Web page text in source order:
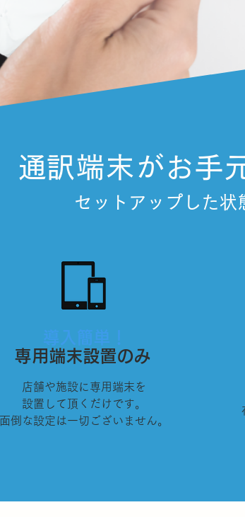
通訳端末がお手
セットアップした
導入簡単！
専用端末設置のみ
店舗や施設に専用端末を
設置して頂くだけです。
面倒な設定は一切ございません。